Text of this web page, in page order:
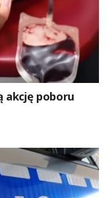
akcję poboru